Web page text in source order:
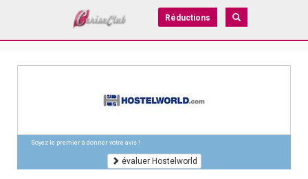
Réductions
Soyez le premier à donner votre avis !
évaluer Hostelworld